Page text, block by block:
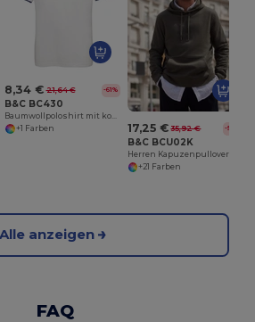
8,34 € 21,64 € -61%
B&C BC430
+1 Farben
17,25 € 35,92 € -52%
B&C BCU02K
Herren Kapuzenpullover
+21 Farben
Alle anzeigen
FAQ